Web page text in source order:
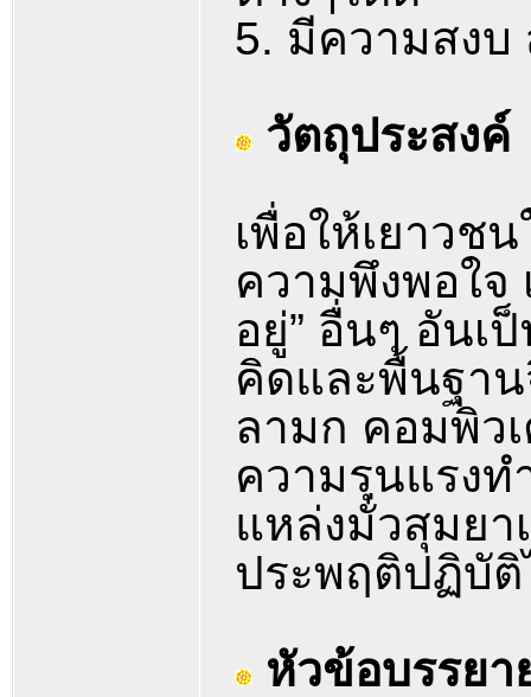
5. มีความสงบ
วัตถุประสงค์
เพื่อให้เยาวช
ความพึงพอใจ
อยู่” อื่นๆ อัน
คิดและพื้นฐา
ลามก คอมพิว
ความรุนแรงท
แหล่งมั่วสุมยา
ประพฤติปฏิบัติ
หัวข้อบรรยา